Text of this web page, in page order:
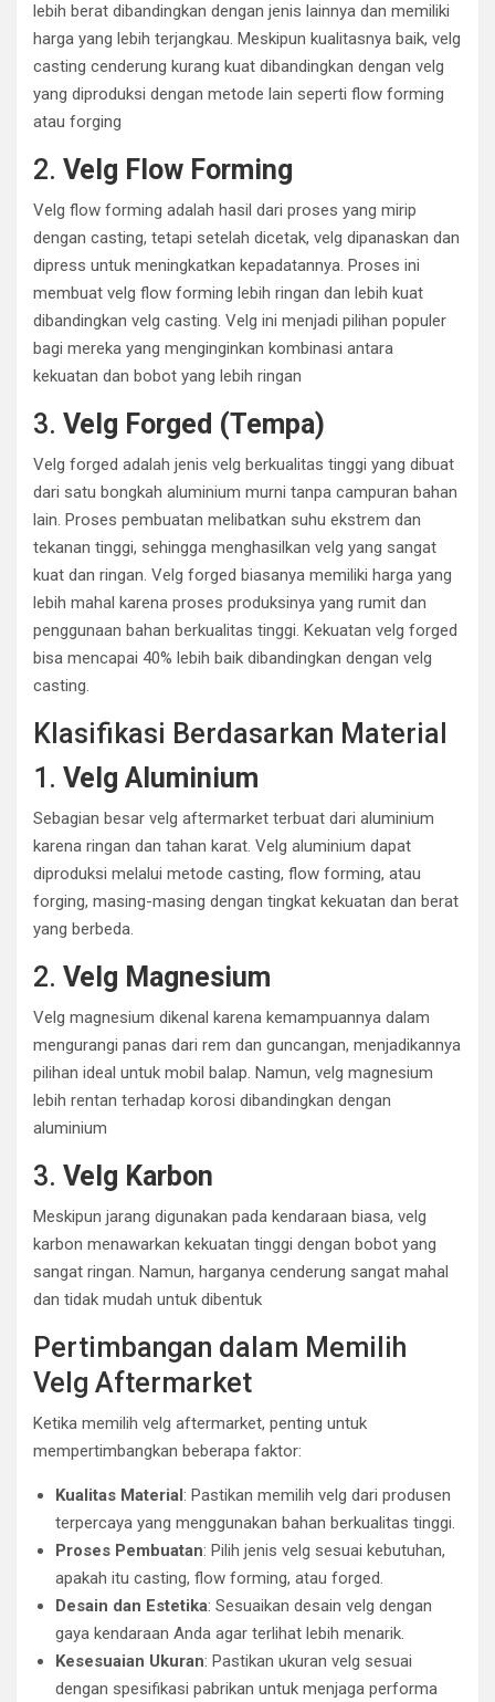
lebih berat dibandingkan dengan jenis lainnya dan memiliki
harga yang lebih terjangkau. Meskipun kualitasnya baik, velg
casting cenderung kurang kuat dibandingkan dengan velg
yang diproduksi dengan metode lain seperti flow forming
atau forging
2. Velg Flow Forming
Velg flow forming adalah hasil dari proses yang mirip
dengan casting, tetapi setelah dicetak, velg dipanaskan dan
dipress untuk meningkatkan kepadatannya. Proses ini
membuat velg flow forming lebih ringan dan lebih kuat
dibandingkan velg casting. Velg ini menjadi pilihan populer
bagi mereka yang menginginkan kombinasi antara
kekuatan dan bobot yang lebih ringan
3. Velg Forged (Tempa)
Velg forged adalah jenis velg berkualitas tinggi yang dibuat
dari satu bongkah aluminium murni tanpa campuran bahan
lain. Proses pembuatan melibatkan suhu ekstrem dan
tekanan tinggi, sehingga menghasilkan velg yang sangat
kuat dan ringan. Velg forged biasanya memiliki harga yang
lebih mahal karena proses produksinya yang rumit dan
penggunaan bahan berkualitas tinggi. Kekuatan velg forged
bisa mencapai 40% lebih baik dibandingkan dengan velg
casting.
Klasifikasi Berdasarkan Material
1. Velg Aluminium
Sebagian besar velg aftermarket terbuat dari aluminium
karena ringan dan tahan karat. Velg aluminium dapat
diproduksi melalui metode casting, flow forming, atau
forging, masing-masing dengan tingkat kekuatan dan berat
yang berbeda.
2. Velg Magnesium
Velg magnesium dikenal karena kemampuannya dalam
mengurangi panas dari rem dan guncangan, menjadikannya
pilihan ideal untuk mobil balap. Namun, velg magnesium
lebih rentan terhadap korosi dibandingkan dengan
aluminium
3. Velg Karbon
Meskipun jarang digunakan pada kendaraan biasa, velg
karbon menawarkan kekuatan tinggi dengan bobot yang
sangat ringan. Namun, harganya cenderung sangat mahal
dan tidak mudah untuk dibentuk
Pertimbangan dalam Memilih
Velg Aftermarket
Ketika memilih velg aftermarket, penting untuk
mempertimbangkan beberapa faktor:
Kualitas Material: Pastikan memilih velg dari produsen
terpercaya yang menggunakan bahan berkualitas tinggi.
Proses Pembuatan: Pilih jenis velg sesuai kebutuhan,
apakah itu casting, flow forming, atau forged.
Desain dan Estetika: Sesuaikan desain velg dengan
gaya kendaraan Anda agar terlihat lebih menarik.
Kesesuaian Ukuran: Pastikan ukuran velg sesuai
dengan spesifikasi pabrikan untuk menjaga performa